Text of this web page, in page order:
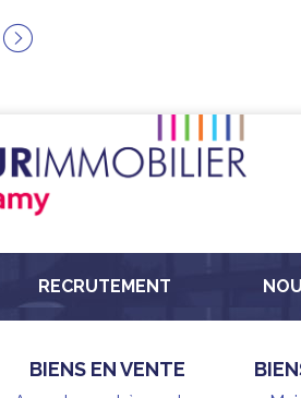
RECRUTEMENT
BIENS EN VENTE